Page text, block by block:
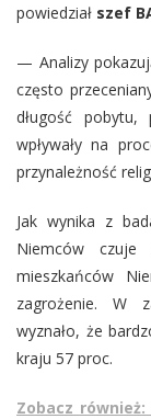
powiedział szef
— Analizy
często
długość pobytu,
wpływały na
przynależność
Jak wynika z
Niemców czuje
mieszkańców
zagrożenie. W
wyznało, że
kraju 57 proc.
Zobacz